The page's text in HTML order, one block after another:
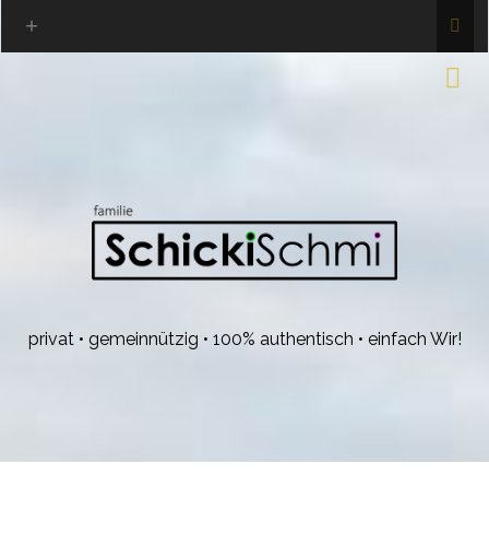
privat • gemeinnützig • 100% authentisch • einfach Wir!